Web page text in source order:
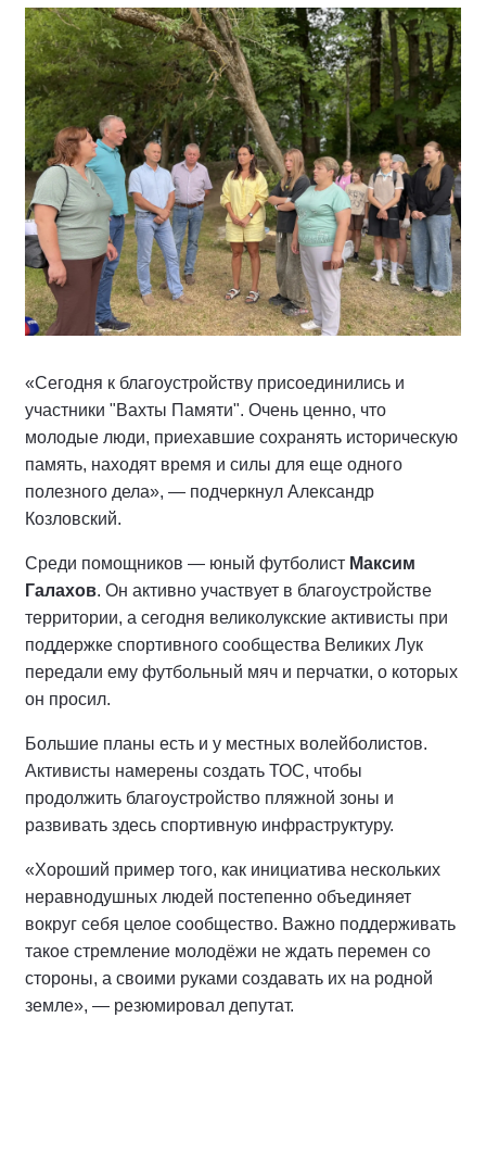
«Сегодня к благоустройству присоединились и
участники "Вахты Памяти". Очень ценно, что
молодые люди, приехавшие сохранять историческую
память, находят время и силы для еще одного
полезного дела», — подчеркнул Александр
Козловский.
Среди помощников — юный футболист Максим
Галахов. Он активно участвует в благоустройстве
территории, а сегодня великолукские активисты при
поддержке спортивного сообщества Великих Лук
передали ему футбольный мяч и перчатки, о которых
он просил.
Большие планы есть и у местных волейболистов.
Активисты намерены создать ТОС, чтобы
продолжить благоустройство пляжной зоны и
развивать здесь спортивную инфраструктуру.
«Хороший пример того, как инициатива нескольких
неравнодушных людей постепенно объединяет
вокруг себя целое сообщество. Важно поддерживать
такое стремление молодёжи не ждать перемен со
стороны, а своими руками создавать их на родной
земле», — резюмировал депутат.